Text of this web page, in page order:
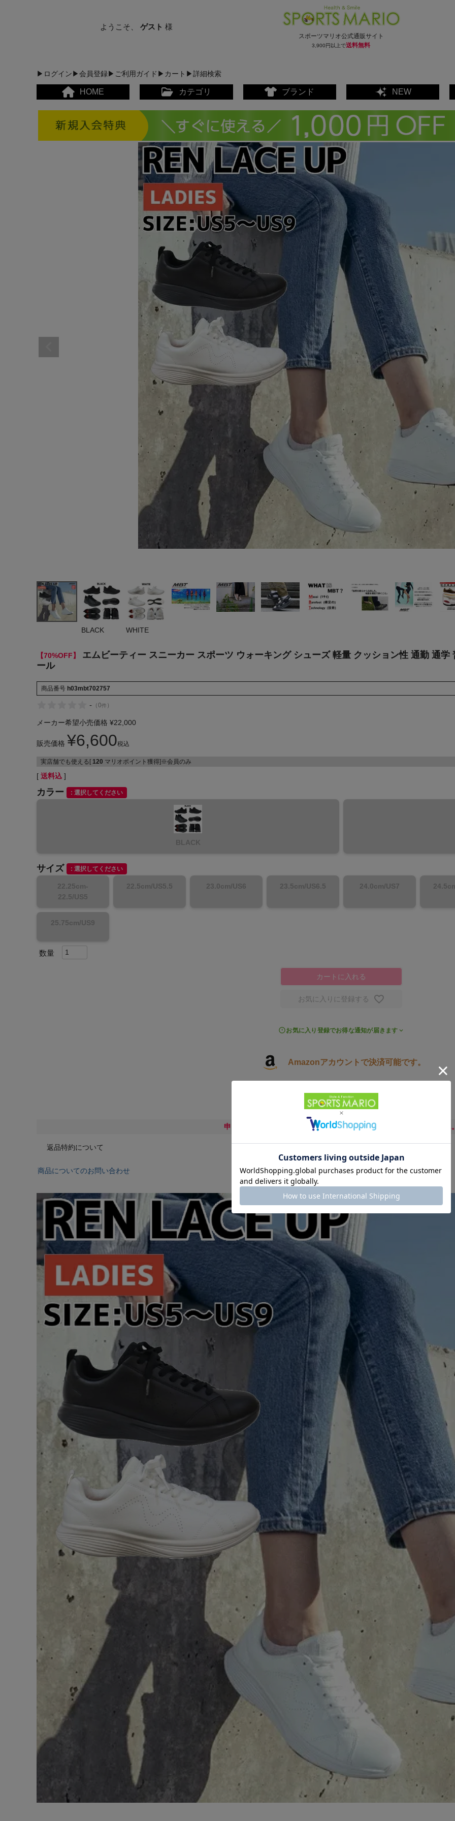
スポーツマリオ公式通販サイト
3,900円以上で送料無料
ようこそ、 ゲスト様
▶ログイン▶会員登録▶ご利用ガイド ▶カート ▶詳細検索
HOME カテゴリ
メンズカジュアルウェア
レディースカジュアルウェア
メンズスポーツウェア
レディーススポーツウェア
スポーツシューズ
メンズシューズ･スニーカー
レディースシューズ･スニーカー
サンダル･シューズその他
アウトドア 登山
キャップ･ハット･ニット
全てのカテゴリを見る
ヨガ
キャンプ・フェス
プレゼント
子育て
ブランド NEW
BLACK WHITE
【70%OFF】
エムビーティー スニーカー スポーツ ウォーキング シューズ 軽量 クッション性 通勤 通
ール
商品番号 h03mbt702757
- （0件 ）
メーカー希望小売価格 ¥22,000
販売価格 ¥6,600税込
実店舗でも使える[ 120 マリオポイント獲得]※会員のみ
送料込
カラー 選択してください
BLACK
サイズ 選択してください
22.25cm-
22.5/US5
22.5cm/US5.5 23.0cm/US6 23.5cm/US6.5 24.0cm/US7
25.75cm/US9
カートに入れる
お気に入りに登録する
お気に入り登録でお得な通知が届きます
Amazonアカウントで決済可能です。
3,900円以上で送料無料
申し訳ございません。ただいま公式通販サイトには在庫がございません
返品特約について
商品についてのお問い合わせ